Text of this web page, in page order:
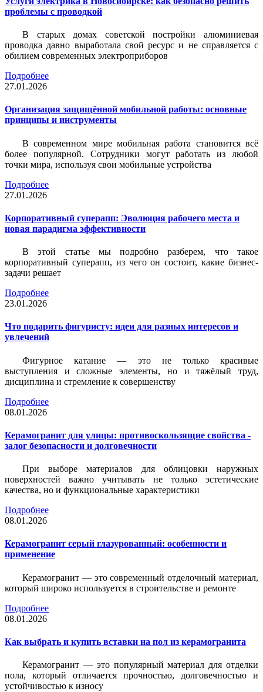
проблемы с проводкой
В старых домах советской постройки алюминиевая
проводка давно выработала свой ресурс и не справляется с
обилием современных электроприборов
Подробнее
27.01.2026
Организация защищённой мобильной работы: основные
принципы и инструменты
В современном мире мобильная работа становится всё
более популярной. Сотрудники могут работать из любой
точки мира, используя свои мобильные устройства
Подробнее
27.01.2026
Корпоративный суперапп: Эволюция рабочего места и
новая парадигма эффективности
В этой статье мы подробно разберем, что такое
корпоративный суперапп, из чего он состоит, какие бизнес-
задачи решает
Подробнее
23.01.2026
Что подарить фигуристу: идеи для разных интересов и
увлечений
Фигурное катание — это не только красивые
выступления и сложные элементы, но и тяжёлый труд,
дисциплина и стремление к совершенству
Подробнее
08.01.2026
Керамогранит для улицы: противоскользящие свойства -
залог безопасности и долговечности
При выборе материалов для облицовки наружных
поверхностей важно учитывать не только эстетические
качества, но и функциональные характеристики
Подробнее
08.01.2026
Керамогранит серый глазурованный: особенности и
применение
Керамогранит — это современный отделочный материал,
который широко используется в строительстве и ремонте
Подробнее
08.01.2026
Как выбрать и купить вставки на пол из керамогранита
Керамогранит — это популярный материал для отделки
пола, который отличается прочностью, долговечностью и
устойчивостью к износу